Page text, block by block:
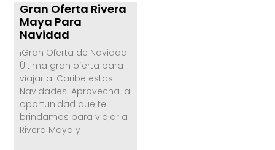
Gran Oferta Rivera
Maya Para
Navidad
¡Gran Oferta de Navidad!
Última gran oferta para
viajar al Caribe estas
Navidades. Aprovecha la
oportunidad que te
brindamos para viajar a
Rivera Maya y